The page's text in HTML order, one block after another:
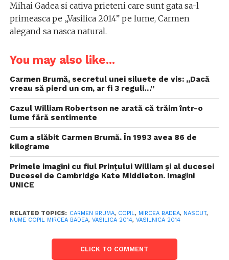
Mihai Gadea si cativa prieteni care sunt gata sa-l
primeasca pe „Vasilica 2014” pe lume, Carmen
alegand sa nasca natural.
You may also like...
Carmen Brumă, secretul unei siluete de vis: „Dacă
vreau să pierd un cm, ar fi 3 reguli…”
Cazul William Robertson ne arată că trăim într-o
lume fără sentimente
Cum a slăbit Carmen Brumă. În 1993 avea 86 de
kilograme
Primele imagini cu fiul Prințului William și al ducesei
Ducesei de Cambridge Kate Middleton. Imagini
UNICE
RELATED TOPICS: CARMEN BRUMA, COPIL, MIRCEA BADEA, NASCUT,
NUME COPIL MIRCEA BADEA, VASILICA 2014, VASILNICA 2014
CLICK TO COMMENT